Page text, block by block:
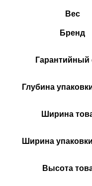
Вес
Бренд
Гарантийный
Глубина
Ширина
Ширина
Высота